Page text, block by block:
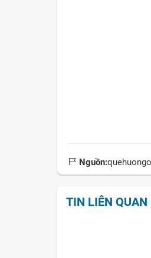
Nguồn:
TIN LIÊN QUAN